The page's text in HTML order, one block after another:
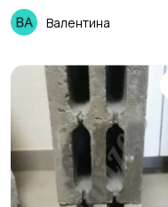
Валентина